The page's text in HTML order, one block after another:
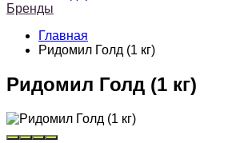
Бренды
Главная
Ридомил Голд (1 кг)
Ридомил Голд (1 кг)